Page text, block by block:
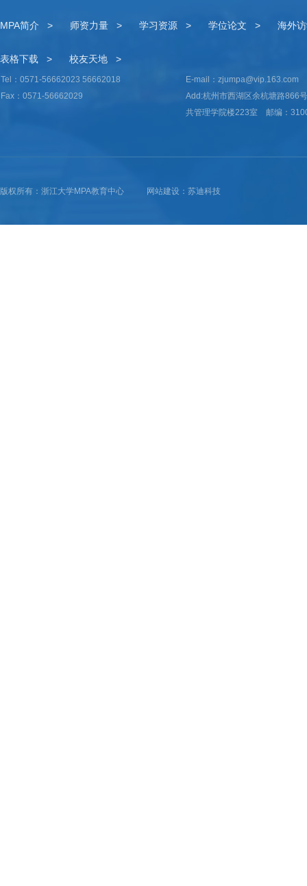
MPA简介 > 师资力量 > 学习资源 > 学位论文 > 海外
表格下载 > 校友天地 >
Tel：0571-56662023 56662018
E-mail：zjumpa@vip.163.com
Fax：0571-56662029
Add:杭州市西湖区余杭塘路866
共管理学院楼223室 邮编：
版权所有：浙江大学MPA教育中心 网站建设：苏迪科技